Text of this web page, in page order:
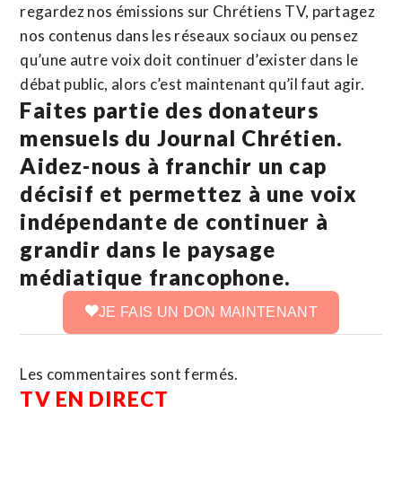
regardez nos émissions sur Chrétiens TV, partagez
nos contenus dans les réseaux sociaux ou pensez
qu’une autre voix doit continuer d’exister dans le
débat public, alors c’est maintenant qu’il faut agir.
Faites partie des donateurs
mensuels du Journal Chrétien.
Aidez-nous à franchir un cap
décisif et permettez à une voix
indépendante de continuer à
grandir dans le paysage
médiatique francophone.
JE FAIS UN DON MAINTENANT
Les commentaires sont fermés.
TV EN DIRECT